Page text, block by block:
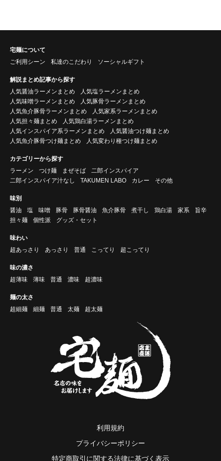
宅麺について
ご利用シーン
私達のこだわり ソーシャルギフト
解説まとめ記事から探す
人気醤油ラーメンまとめ
人気塩ラーメンまとめ
人気味噌ラーメンまとめ
人気豚骨ラーメンまとめ
人気魚介豚骨ラーメンまとめ
人気家系ラーメンまとめ
人気担々麺まとめ
人気鶏白湯ラーメンまとめ
人気インスパイア系ラーメンまとめ
人気醤油つけ麺まとめ
人気魚介豚骨つけ麺まとめ
人気変わり種つけ麺まとめ
カテゴリーから探す
ラーメン
つけ麺 まぜそば
二郎インスパイア
二郎インスパイア汁なし
TAKUMEN LABO カレー その他
味別
醤油
塩 味噌 豚骨 豚骨醤油 魚介豚骨 煮干し 鶏白湯 家系
旨辛
担々麺
個性派 グッズ・セット
味わい
超あっさり
あっさり 普通 こってり 超こってり
味の濃さ
超薄味
薄味 普通 濃味 超濃味
麺の太さ
超細麺
細麺 普通 太麺 超太麺
利用規約
プライバシーポリシー
特定商取引に関する法律に基づく表示